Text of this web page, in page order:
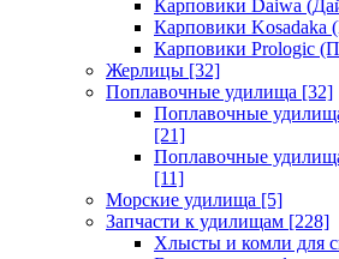
Карповики Daiwa
Карповики Kosadaka
Карповики Prologic
Жерлицы [32]
Поплавочные удилища [32]
Поплавочные
[21]
Поплавочные
[11]
Морские удилища [5]
Запчасти к удилищам [228]
Хлысты и комли для